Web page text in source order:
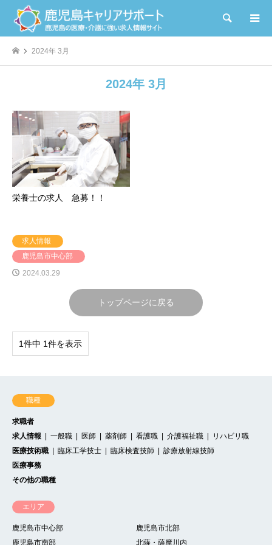
検索
2024年 3月
2024年 3月
栄養士の求人 急募！！
求人情報
鹿児島市中心部
2024.03.29
トップページに戻る
1件中 1件を表示
職種
求職者
求人情報
一般職 医師 薬剤師 看護職 介護福祉職
リハビリ職
医療技術職
臨床工学技士 臨床検査技師
診療放射線技師
医療事務
その他の職種
エリア
鹿児島市中心部
鹿児島市北部
鹿児島市南部
北薩・薩摩川内